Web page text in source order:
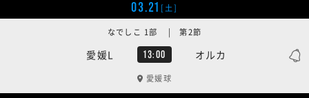
03.21 [土]
愛媛L 13:00 オルカ
なでしこ 1部 | 第2節
愛媛球